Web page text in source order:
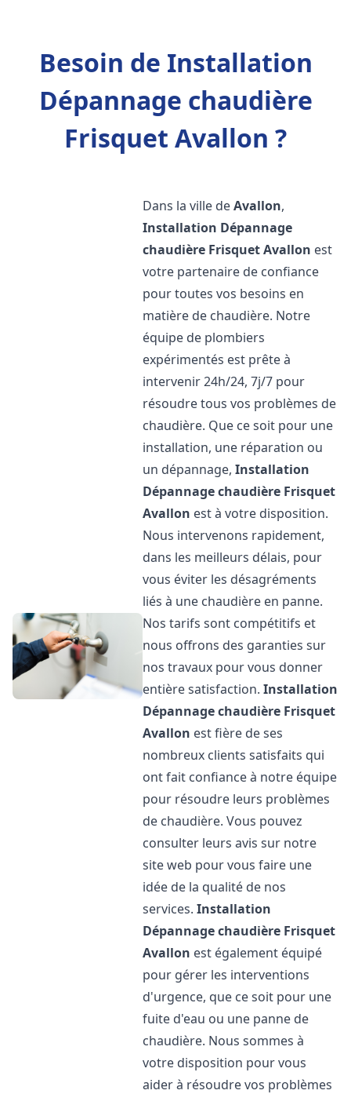
Besoin de Installation
Dépannage chaudière
Frisquet Avallon ?
Dans la ville deAvallon,
Installation Dépannage
chaudière FrisquetAvallon est
votre partenaire de confiance
pour toutes vos besoins en
matière de chaudière. Notre
équipe de plombiers
expérimentés est prête à
intervenir 24h/24, 7j/7 pour
résoudre tous vos problèmes de
chaudière. Que ce soit pour une
installation, une réparation ou
un dépannage,Installation
Dépannage chaudière Frisquet
Avallon est à votre disposition.
Nous intervenons rapidement,
dans les meilleurs délais, pour
vous éviter les désagréments
liés à une chaudière en panne.
Nos tarifs sont compétitifs et
nous offrons des garanties sur
nos travaux pour vous donner
entière satisfaction.Installation
Dépannage chaudière Frisquet
Avallon est fière de ses
nombreux clients satisfaits qui
ont fait confiance à notre équipe
pour résoudre leurs problèmes
de chaudière. Vous pouvez
consulter leurs avis sur notre
site web pour vous faire une
idée de la qualité de nos
services.Installation
Dépannage chaudière Frisquet
Avallon est également équipé
pour gérer les interventions
d'urgence, que ce soit pour une
fuite d'eau ou une panne de
chaudière. Nous sommes à
votre disposition pour vous
aider à résoudre vos problèmes